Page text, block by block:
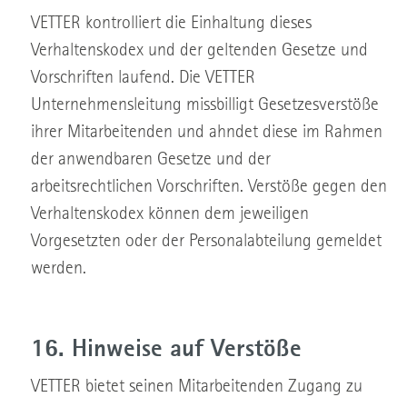
VETTER kontrolliert die Einhaltung dieses
Verhaltenskodex und der geltenden Gesetze und
Vorschriften laufend. Die VETTER
Unternehmensleitung missbilligt Gesetzesverstöße
ihrer Mitarbeitenden und ahndet diese im Rahmen
der anwendbaren Gesetze und der
arbeitsrechtlichen Vorschriften. Verstöße gegen den
Verhaltenskodex können dem jeweiligen
Vorgesetzten oder der Personalabteilung gemeldet
werden.
16. Hinweise auf Verstöße
VETTER bietet seinen Mitarbeitenden Zugang zu